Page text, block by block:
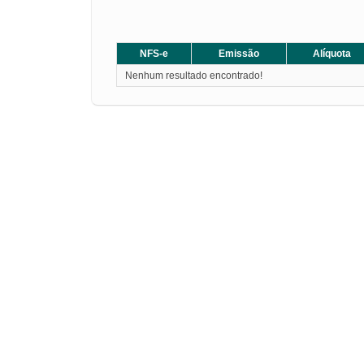
NFS-e Emissão Alíquota
Nenhum resultado encontrado!